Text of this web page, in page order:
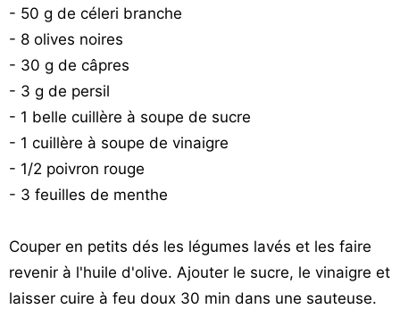
- 50 g de céleri branche
- 8 olives noires
- 30 g de câpres
- 3 g de persil
- 1 belle cuillère à soupe de sucre
- 1 cuillère à soupe de vinaigre
- 1/2 poivron rouge
- 3 feuilles de menthe
Couper en petits dés les légumes lavés et les faire
revenir à l'huile d'olive. Ajouter le sucre, le vinaigre et
laisser cuire à feu doux 30 min dans une sauteuse.